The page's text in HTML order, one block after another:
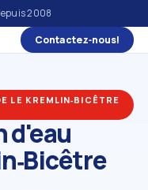
2008
Contactez‑nous!
LE KREMLIN‑BICÊTRE
d'eau